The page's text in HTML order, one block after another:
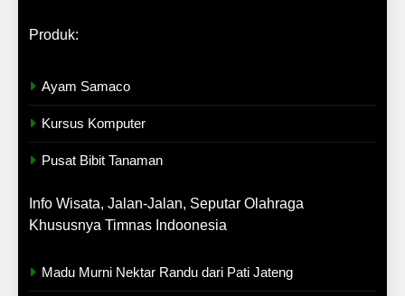
Produk:
Ayam Samaco
Kursus Komputer
Pusat Bibit Tanaman
Info Wisata, Jalan-Jalan, Seputar Olahraga
Khususnya Timnas Indoonesia
Madu Murni Nektar Randu dari Pati Jateng